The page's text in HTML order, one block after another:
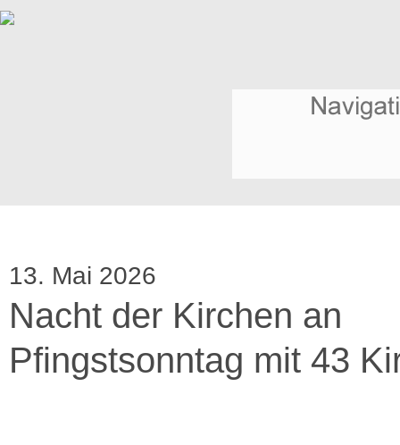
13. Mai 2026
Nacht der Kirchen an
Pfingstsonntag mit 43